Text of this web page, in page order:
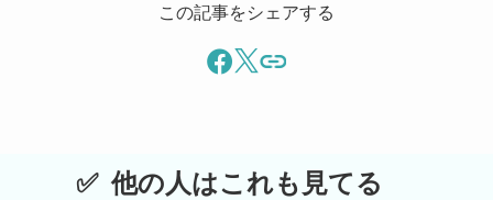
この記事をシェアする
他の人はこれも見てる